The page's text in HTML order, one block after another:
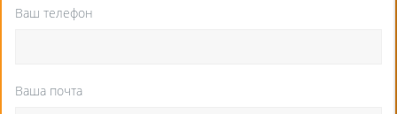
Ваш телефон
Ваша почта